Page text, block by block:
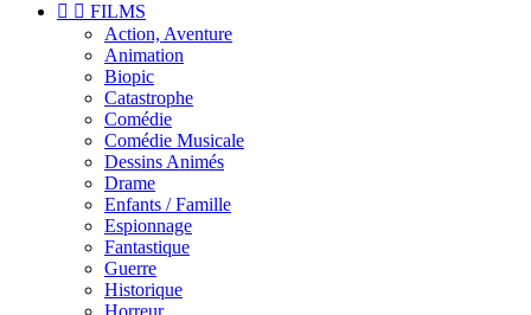
  FILMS
Action, Aventure
Animation
Biopic
Catastrophe
Comédie
Comédie Musicale
Dessins Animés
Drame
Enfants / Famille
Espionnage
Fantastique
Guerre
Historique